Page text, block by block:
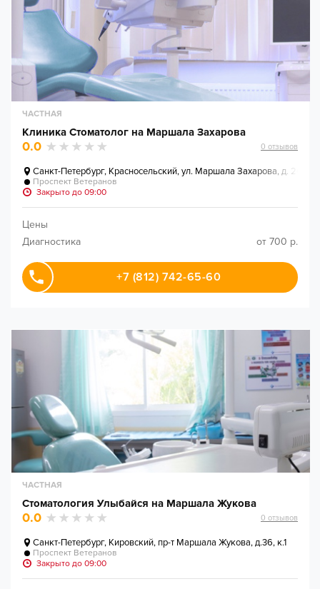
ЧАСТНАЯ
Клиника Стоматолог на Маршала Захарова
0.0 0 отзывов
Санкт-Петербург, Красносельский, ул. Маршала Захарова, д. 20
Проспект Ветеранов
Закрыто до 09:00
Цены
Диагностика
от 700 р.
+7 (812) 742-65-60
ЧАСТНАЯ
Стоматология Улыбайся на Маршала Жукова
0.0 0 отзывов
Санкт-Петербург, Кировский, пр-т Маршала Жукова, д.36, к.1
Проспект Ветеранов
Закрыто до 09:00